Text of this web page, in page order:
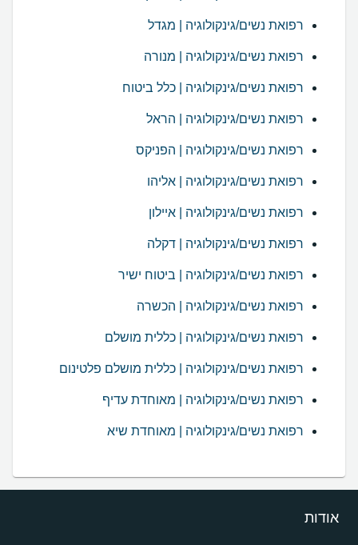
רפואת נשים/גינקולוגיה | מגדל
רפואת נשים/גינקולוגיה | מנורה
רפואת נשים/גינקולוגיה | כלל ביטוח
רפואת נשים/גינקולוגיה | הראל
רפואת נשים/גינקולוגיה | הפניקס
רפואת נשים/גינקולוגיה | אליהו
רפואת נשים/גינקולוגיה | איילון
רפואת נשים/גינקולוגיה | דקלה
רפואת נשים/גינקולוגיה | ביטוח ישיר
רפואת נשים/גינקולוגיה | הכשרה
רפואת נשים/גינקולוגיה | כללית מושלם
רפואת נשים/גינקולוגיה | כללית מושלם פלטינום
רפואת נשים/גינקולוגיה | מאוחדת עדיף
רפואת נשים/גינקולוגיה | מאוחדת שיא
אודות